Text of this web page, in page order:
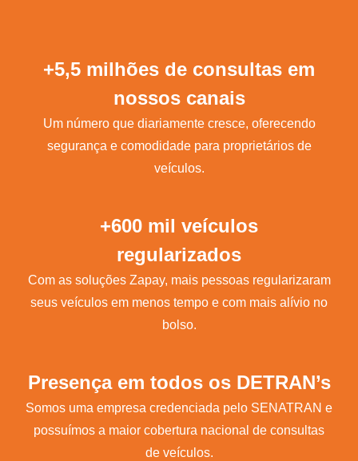
+5,5 milhões de consultas em
nossos canais
Um número que diariamente cresce, oferecendo
segurança e comodidade para proprietários de
veículos.
+600 mil veículos
regularizados
Com as soluções Zapay, mais pessoas regularizaram
seus veículos em menos tempo e com mais alívio no
bolso.
Presença em todos os DETRAN’s
Somos uma empresa credenciada pelo SENATRAN e
possuímos a maior cobertura nacional de consultas
de veículos.